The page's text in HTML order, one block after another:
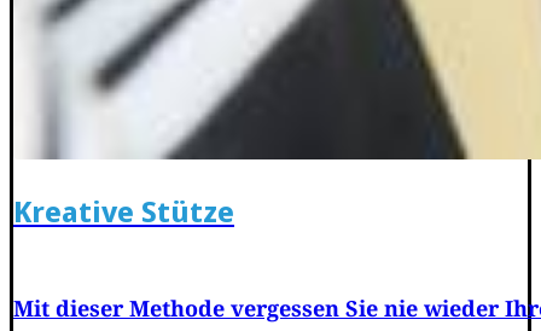
Kreative Stütze
Mit dieser Methode vergessen Sie nie wieder